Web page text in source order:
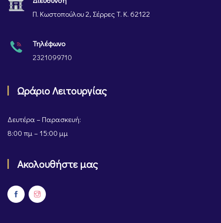
Π. Κωστοπούλου 2, Σέρρες Τ. Κ. 62122
Τηλέφωνο
2321099710
Ωράριο Λειτουργίας
Δευτέρα – Παρασκευή:
8:00 πμ – 15:00 μμ
Ακολουθήστε μας